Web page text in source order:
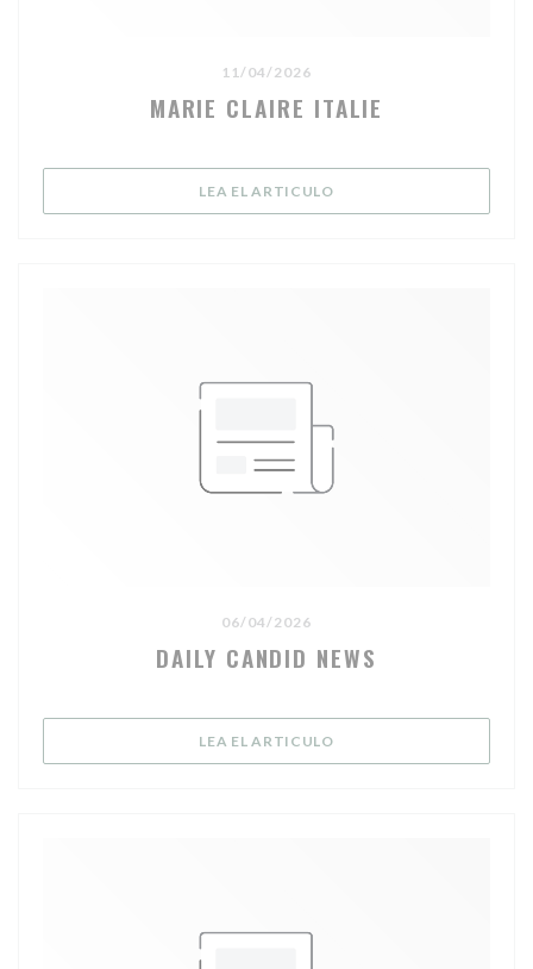
11/04/2026
MARIE CLAIRE ITALIE
LEA EL ARTICULO((ABRE EN UNA NUEVA
06/04/2026
DAILY CANDID NEWS
LEA EL ARTICULO((ABRE EN UNA NUEVA